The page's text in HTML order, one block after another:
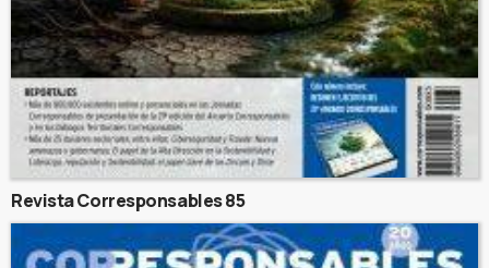
Revista Corresponsables 85